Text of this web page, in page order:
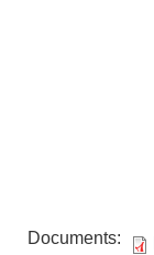
Documents: